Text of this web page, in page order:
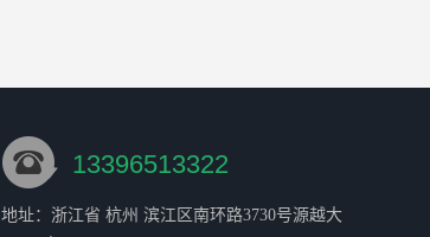
13396513322
地址：浙江省 杭州 滨江区南环路3730号源越大